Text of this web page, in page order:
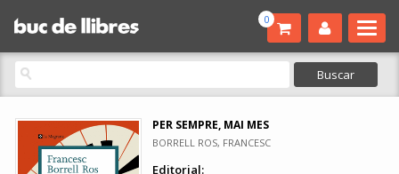
0
PER SEMPRE, MAI MES
BORRELL ROS, FRANCESC
Editorial: